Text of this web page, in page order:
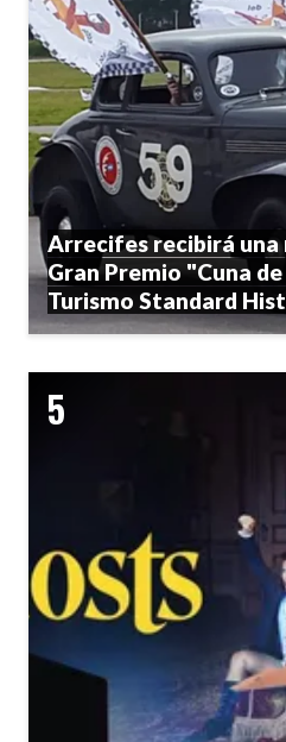
Arrecifes recibirá una
Gran Premio "Cuna
Turismo Standard